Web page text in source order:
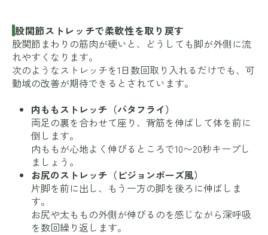
股関節ストレッチで柔軟性を取り戻す
股関節まわりの筋肉が硬いと、どうしても脚が外側に流
れやすくなります。
次のようなストレッチを1日数回取り入れるだけでも、可
動域の改善が期待できるとされています。
内ももストレッチ（バタフライ）
両足の裏を合わせて座り、背筋を伸ばして体を前に
倒します。
内ももが心地よく伸びるところで10〜20秒キープし
ましょう。
お尻のストレッチ（ピジョンポーズ風）
片脚を前に出し、もう一方の脚を後ろに伸ばしま
す。
お尻や太ももの外側が伸びるのを感じながら深呼吸
を数回繰り返します。